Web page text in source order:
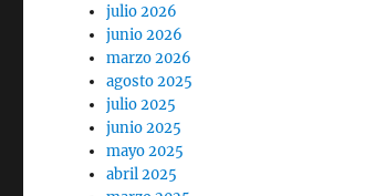
julio 2026
junio 2026
marzo 2026
agosto 2025
julio 2025
junio 2025
mayo 2025
abril 2025